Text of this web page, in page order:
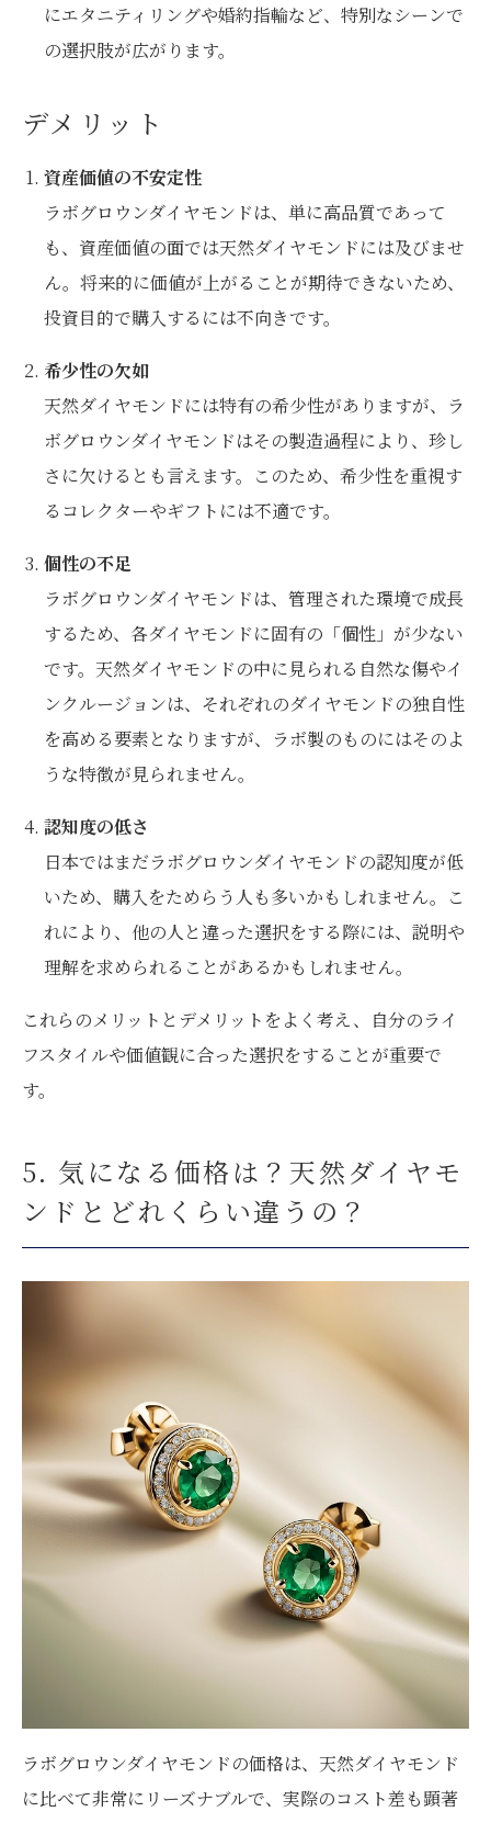
にエタニティリングや婚約指輪など、特別なシーンで
の選択肢が広がります。
デメリット
資産価値の不安定性
ラボグロウンダイヤモンドは、単に高品質であって
も、資産価値の面では天然ダイヤモンドには及びませ
ん。将来的に価値が上がることが期待できないため、
投資目的で購入するには不向きです。
希少性の欠如
天然ダイヤモンドには特有の希少性がありますが、ラ
ボグロウンダイヤモンドはその製造過程により、珍し
さに欠けるとも言えます。このため、希少性を重視す
るコレクターやギフトには不適です。
個性の不足
ラボグロウンダイヤモンドは、管理された環境で成長
するため、各ダイヤモンドに固有の「個性」が少ない
です。天然ダイヤモンドの中に見られる自然な傷やイ
ンクルージョンは、それぞれのダイヤモンドの独自性
を高める要素となりますが、ラボ製のものにはそのよ
うな特徴が見られません。
認知度の低さ
日本ではまだラボグロウンダイヤモンドの認知度が低
いため、購入をためらう人も多いかもしれません。こ
れにより、他の人と違った選択をする際には、説明や
理解を求められることがあるかもしれません。
これらのメリットとデメリットをよく考え、自分のライ
フスタイルや価値観に合った選択をすることが重要で
す。
5. 気になる価格は？天然ダイヤモ
ンドとどれくらい違うの？
ラボグロウンダイヤモンドの価格は、天然ダイヤモンド
に比べて非常にリーズナブルで、実際のコスト差も顕著